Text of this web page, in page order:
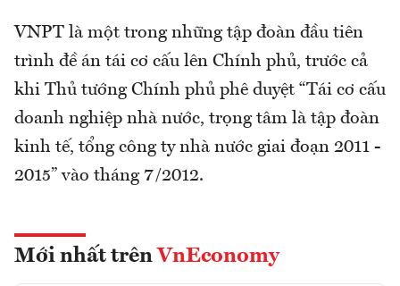
VNPT là một trong những tập đoàn đầu tiên
trình đề án tái cơ cấu lên Chính phủ, trước cả
khi Thủ tướng Chính phủ phê duyệt “Tái cơ cấu
doanh nghiệp nhà nước, trọng tâm là tập đoàn
kinh tế, tổng công ty nhà nước giai đoạn 2011 -
2015” vào tháng 7/2012.
Mới nhất trên VnEconomy